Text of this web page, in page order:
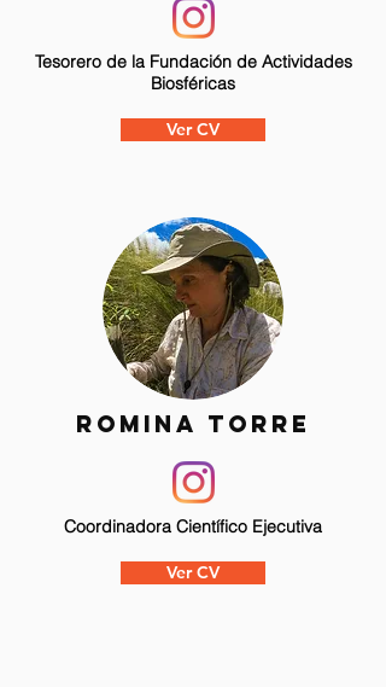
Tesorero de la Fundación de Actividades
Biosféricas
Ver CV
romina torre
Coordinadora Científico Ejecutiva
Ver CV